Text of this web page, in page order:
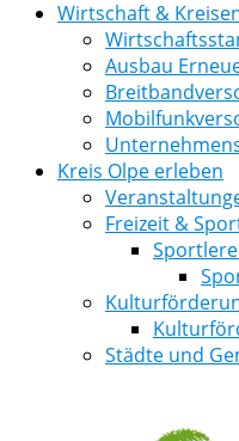
Wirtschaft &
Ausbau
Kreis Olpe erleben
Freizeit &
Städte und